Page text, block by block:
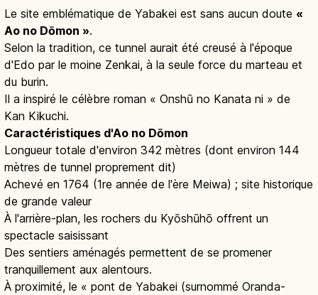
Le site emblématique de Yabakei est sans aucun doute «
Ao no Dōmon ».
Selon la tradition, ce tunnel aurait été creusé à l'époque
d'Edo par le moine Zenkai, à la seule force du marteau et
du burin.
Il a inspiré le célèbre roman « Onshū no Kanata ni » de
Kan Kikuchi.
Caractéristiques d'Ao no Dōmon
Longueur totale d'environ 342 mètres (dont environ 144
mètres de tunnel proprement dit)
Achevé en 1764 (1re année de l'ère Meiwa) ; site historique
de grande valeur
À l'arrière-plan, les rochers du Kyōshūhō offrent un
spectacle saisissant
Des sentiers aménagés permettent de se promener
tranquillement aux alentours.
À proximité, le « pont de Yabakei (surnommé Oranda-